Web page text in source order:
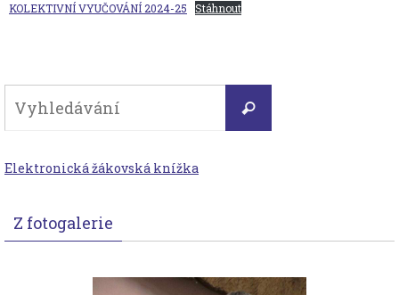
KOLEKTIVNÍ VYUČOVÁNÍ 2024-25 Stáhnout
Vyhledávání
Elektronická žákovská knížka
Z fotogalerie